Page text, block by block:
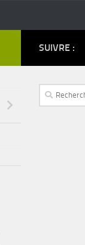
SUIVRE :
Rechercher :